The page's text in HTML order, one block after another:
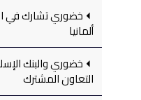
خضوري تشارك في
ألمانيا
خضوري والبنك
التعاون المشترك